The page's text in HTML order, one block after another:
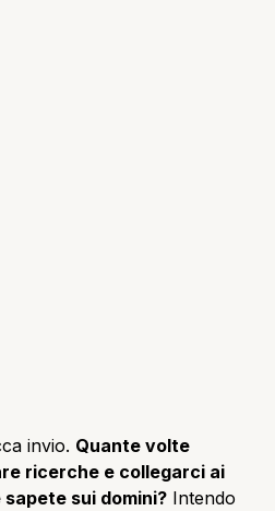
invio. Quante volte
ricerche e collegarci ai
sui domini? Intendo